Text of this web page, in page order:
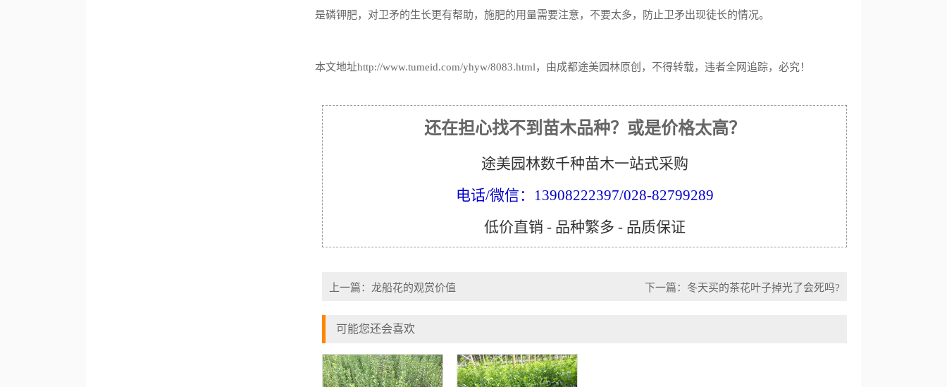
是磷钾肥，对卫矛的生长更有帮助，施肥的用量需要注意，不要太多，防止卫矛出现徒长的情况。
本文地址http://www.tumeid.com/yhyw/8083.html，由成都途美园林原创，不得转载，违者全网追踪，必究！
还在担心找不到苗木品种？或是价格太高？
途美园林数千种苗木一站式采购
电话/微信：13908222397/028-82799289
低价直销 - 品种繁多 - 品质保证
上一篇： 龙船花的观赏价值 下一篇： 冬天买的茶花叶子掉光了会死吗?
可能您还会喜欢